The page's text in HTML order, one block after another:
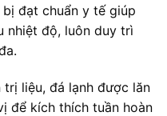
đạt chuẩn y tế giúp
nhiệt độ, luôn duy trì
trị liệu, đá lạnh được lăn
để kích thích tuần hoàn